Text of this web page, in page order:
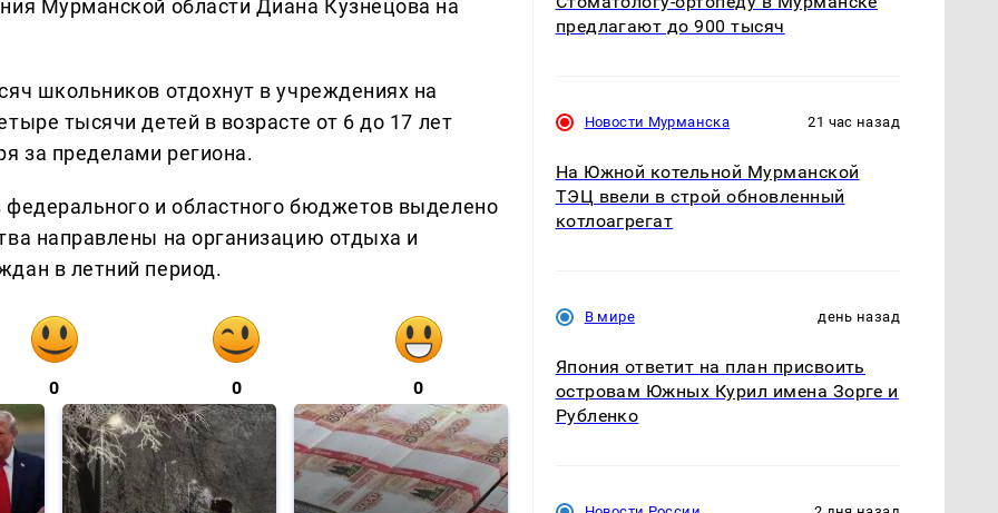
Мурманской области Диана Кузнецова на
школьников отдохнут в учреждениях на
тысячи детей в возрасте от 6 до 17 лет
за пределами региона.
и областного бюджетов выделено
направлены на организацию отдыха и
в летний период.
0 0 0
предлагают до 900 тысяч
Новости Мурманска 21 час назад
На Южной котельной Мурманской
ТЭЦ ввели в строй обновленный
котлоагрегат
В мире день назад
Япония ответит на план присвоить
островам Южных Курил имена Зорге и
Рубленко